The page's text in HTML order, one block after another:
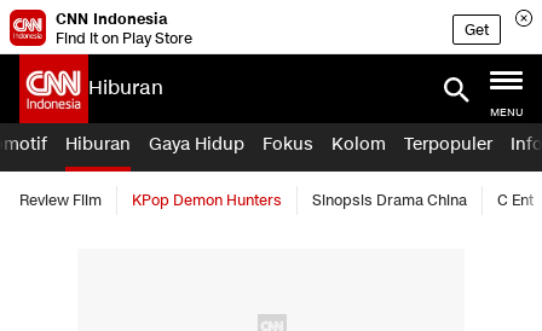
CNN Indonesia
Find it on Play Store
Get
Hiburan
MENU
Hiburan Gaya Hidup Fokus Kolom Terpopuler
Review Film KPop Demon Hunters Sinopsis Drama China C Ent